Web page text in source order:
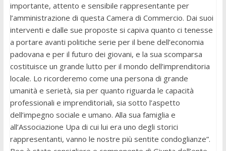
importante, attento e sensibile rappresentante per
l’amministrazione di questa Camera di Commercio. Dai suoi
interventi e dalle sue proposte si capiva quanto ci tenesse
a portare avanti politiche serie per il bene dell’economia
padovana e per il futuro dei giovani, e la sua scomparsa
costituisce un grande lutto per il mondo dell’imprenditoria
locale. Lo ricorderemo come una persona di grande
umanità e serietà, sia per quanto riguarda le capacità
professionali e imprenditoriali, sia sotto l’aspetto
dell’impegno sociale e umano. Alla sua famiglia e
all’Associazione Upa di cui lui era uno degli storici
rappresentanti, vanno le nostre più sentite condoglianze”.